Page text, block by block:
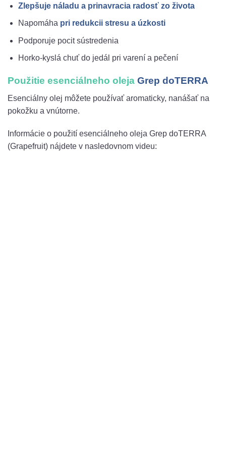
Zlepšuje náladu a prinavracia radosť zo života
Napomáha pri redukcii stresu a úzkosti
Podporuje pocit sústredenia
Horko-kyslá chuť do jedál pri varení a pečení
Použitie esenciálneho oleja Grep doTERRA
Esenciálny olej môžete používať aromaticky, nanášať na
pokožku a vnútorne.
Informácie o použití esenciálneho oleja Grep doTERRA
(Grapefruit) nájdete v nasledovnom videu: